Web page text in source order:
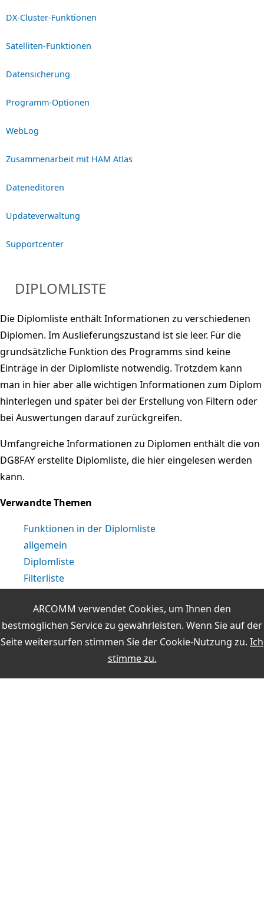
ARCOMM verwendet Cookies, um Ihnen den
bestmöglichen Service zu gewährleisten. Wenn Sie auf der
Seite weitersurfen stimmen Sie der Cookie-Nutzung zu. Ich
stimme zu.
DX-Cluster-Funktionen
Satelliten-Funktionen
Datensicherung
Programm-Optionen
WebLog
Zusammenarbeit mit HAM Atlas
Dateneditoren
Updateverwaltung
Supportcenter
DIPLOMLISTE
Die Diplomliste enthält Informationen zu verschiedenen
Diplomen. Im Auslieferungszustand ist sie leer. Für die
grundsätzliche Funktion des Programms sind keine
Einträge in der Diplomliste notwendig. Trotzdem kann
man in hier aber alle wichtigen Informationen zum Diplom
hinterlegen und später bei der Erstellung von Filtern oder
bei Auswertungen darauf zurückgreifen.
Umfangreiche Informationen zu Diplomen enthält die von
DG8FAY erstellte Diplomliste, die hier eingelesen werden
kann.
Verwandte Themen
Funktionen in der Diplomliste
allgemein
Diplomliste
Filterliste
Auswertungsliste
Die Durchführung einer Diplomauswertung
Online-Auswertungen während der QSO-Eingabe